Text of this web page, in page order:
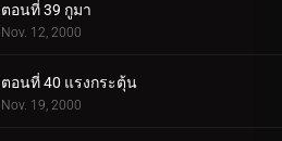
ตอนที่ 39 กูมา
Nov. 12, 2000
ตอนที่ 40 แรงกระตุ้น
Nov. 19, 2000